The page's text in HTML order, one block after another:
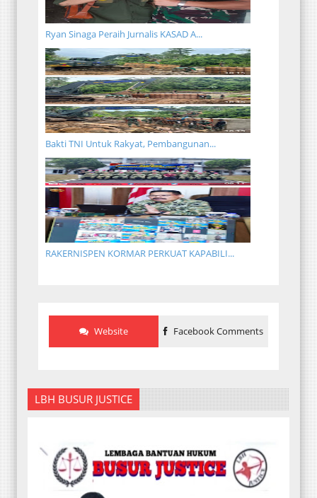
Ryan Sinaga Peraih Jurnalis KASAD A...
Bakti TNI Untuk Rakyat, Pembangunan...
RAKERNISPEN KORMAR PERKUAT KAPABILI...
Website Facebook Comments
LBH BUSUR JUSTICE